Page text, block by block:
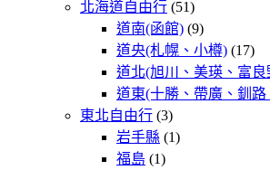
北海道自由行 (51)
道南(函館) (9)
道央(札幌、小樽) (17)
道北(旭川、美瑛、富良
道東(十勝、帶廣、釧路
東北自由行 (3)
岩手縣 (1)
福島 (1)